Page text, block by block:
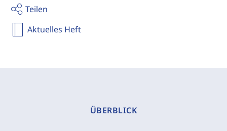
Teilen
Aktuelles Heft
ÜBERBLICK